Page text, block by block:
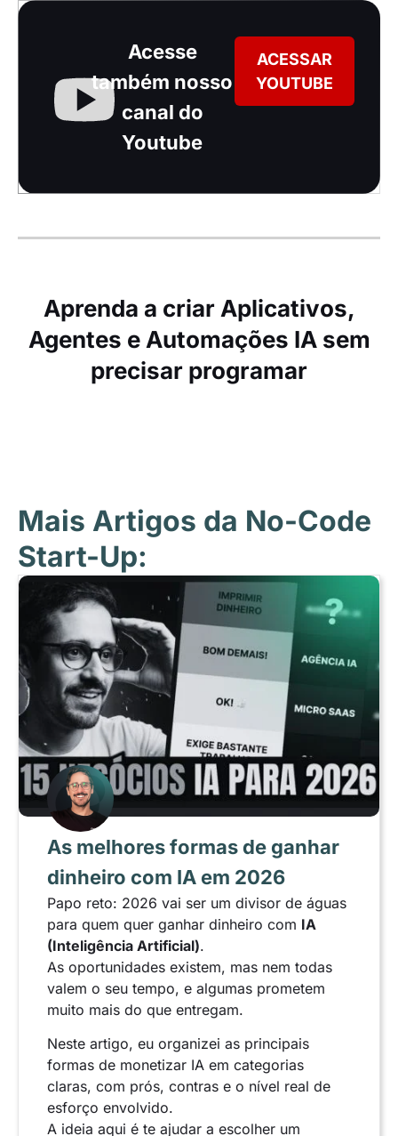
Acesse
também nosso
canal do
Youtube
ACESSAR
YOUTUBE
Aprenda a criar Aplicativos,
Agentes e Automações IA sem
precisar programar
Mais Artigos da No-Code
Start-Up:
As melhores formas de ganhar
dinheiro com IA em 2026
Papo reto: 2026 vai ser um divisor de águas
para quem quer ganhar dinheiro com IA
(Inteligência Artificial).
As oportunidades existem, mas nem todas
valem o seu tempo, e algumas prometem
muito mais do que entregam.
Neste artigo, eu organizei as principais
formas de monetizar IA em categorias
claras, com prós, contras e o nível real de
esforço envolvido.
A ideia aqui é te ajudar a escolher um